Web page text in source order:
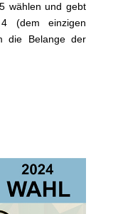
wählen und gebt
(dem einzigen
die Belange der